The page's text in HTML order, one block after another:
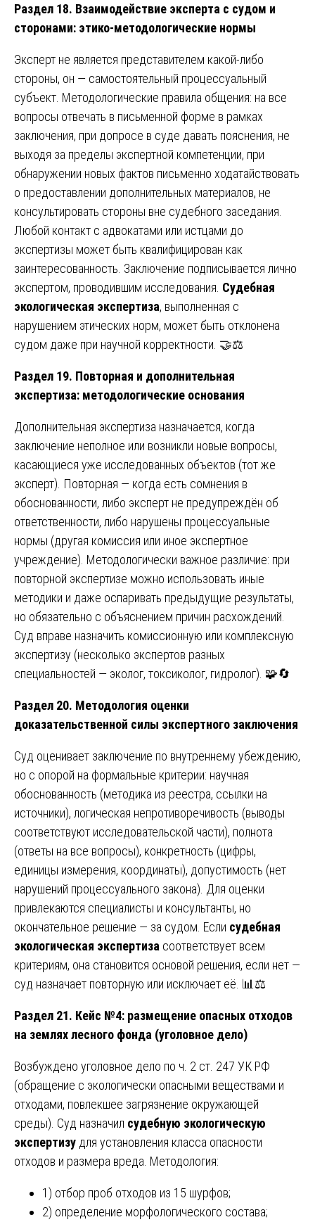
Раздел 18. Взаимодействие эксперта с судом и
сторонами: этико-методологические нормы
Эксперт не является представителем какой-либо
стороны, он — самостоятельный процессуальный
субъект. Методологические правила общения: на все
вопросы отвечать в письменной форме в рамках
заключения, при допросе в суде давать пояснения, не
выходя за пределы экспертной компетенции, при
обнаружении новых фактов письменно ходатайствовать
о предоставлении дополнительных материалов, не
консультировать стороны вне судебного заседания.
Любой контакт с адвокатами или истцами до
экспертизы может быть квалифицирован как
заинтересованность. Заключение подписывается лично
экспертом, проводившим исследования. Судебная
экологическая экспертиза, выполненная с
нарушением этических норм, может быть отклонена
судом даже при научной корректности. 🤝⚖️
Раздел 19. Повторная и дополнительная
экспертиза: методологические основания
Дополнительная экспертиза назначается, когда
заключение неполное или возникли новые вопросы,
касающиеся уже исследованных объектов (тот же
эксперт). Повторная — когда есть сомнения в
обоснованности, либо эксперт не предупреждён об
ответственности, либо нарушены процессуальные
нормы (другая комиссия или иное экспертное
учреждение). Методологически важное различие: при
повторной экспертизе можно использовать иные
методики и даже оспаривать предыдущие результаты,
но обязательно с объяснением причин расхождений.
Суд вправе назначить комиссионную или комплексную
экспертизу (несколько экспертов разных
специальностей — эколог, токсиколог, гидролог). 🧩🔄
Раздел 20. Методология оценки
доказательственной силы экспертного заключения
Суд оценивает заключение по внутреннему убеждению,
но с опорой на формальные критерии: научная
обоснованность (методика из реестра, ссылки на
источники), логическая непротиворечивость (выводы
соответствуют исследовательской части), полнота
(ответы на все вопросы), конкретность (цифры,
единицы измерения, координаты), допустимость (нет
нарушений процессуального закона). Для оценки
привлекаются специалисты и консультанты, но
окончательное решение — за судом. Если судебная
экологическая экспертиза соответствует всем
критериям, она становится основой решения, если нет —
суд назначает повторную или исключает её. 📊⚖️
Раздел 21. Кейс №4: размещение опасных отходов
на землях лесного фонда (уголовное дело)
Возбуждено уголовное дело по ч. 2 ст. 247 УК РФ
(обращение с экологически опасными веществами и
отходами, повлекшее загрязнение окружающей
среды). Суд назначил судебную экологическую
экспертизу для установления класса опасности
отходов и размера вреда. Методология:
1) отбор проб отходов из 15 шурфов;
2) определение морфологического состава;